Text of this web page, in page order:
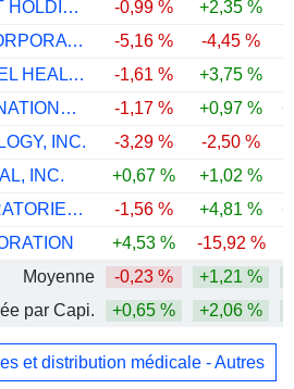
ZIMMER BIOMET HOLDINGS, INC.
-0,99 % +2,35 %
SOLVENTUM CORPORATION
-5,16 % -4,45 %
FISHER & PAYKEL HEALTHCARE CORPORATION LIMITED
-1,61 % +3,75 %
BAXTER INTERNATIONAL INC.
-1,17 % +0,97 %
INC.
-3,29 % -2,50 %
INC.
+0,67 % +1,02 %
BIO-RAD LABORATORIES, INC.
-1,56 % +4,81 %
+4,53 % -15,92 %
Moyenne
-0,23 % +1,21 %
par Capi.
+0,65 % +2,06 %
et distribution médicale - Autres